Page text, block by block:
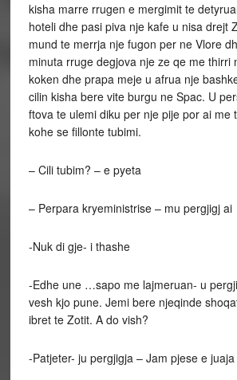
kisha marre rrugen e mergimit te
hoteli dhe pasi piva nje kafe u nisa drejt
mund te merrja nje fugon per ne Vlore
minuta rruge degjova nje ze qe me thirri
koken dhe prapa meje u afrua nje
cilin kisha bere vite burgu ne Spac. U
ftova te ulemi diku per nje pije por ai me
kohe se fillonte tubimi.
– Cili tubim? – e pyeta
– Perpara kryeministrise – mu pergjigj ai
-Nuk di gje- i thashe
-Edhe une …sapo me lajmeruan- u
vesh kjo pune. Jemi bere njeqinde
ibret te Zotit. A do vish?
-Patjeter- ju pergjigja – Jam pjese e